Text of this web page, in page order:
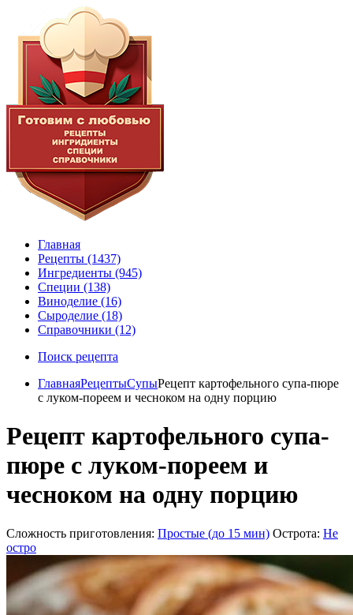
Главная
Рецепты (1437)
Ингредиенты (945)
Специи (138)
Виноделие (16)
Сыроделие (18)
Справочники (12)
Поиск рецепта
ГлавнаяРецептыСупыРецепт картофельного супа-пюре
с луком-пореем и чесноком на одну порцию
Рецепт картофельного супа-
пюре с луком-пореем и
чесноком на одну порцию
Сложность приготовления: Простые (до 15 мин) Острота: Не
остро